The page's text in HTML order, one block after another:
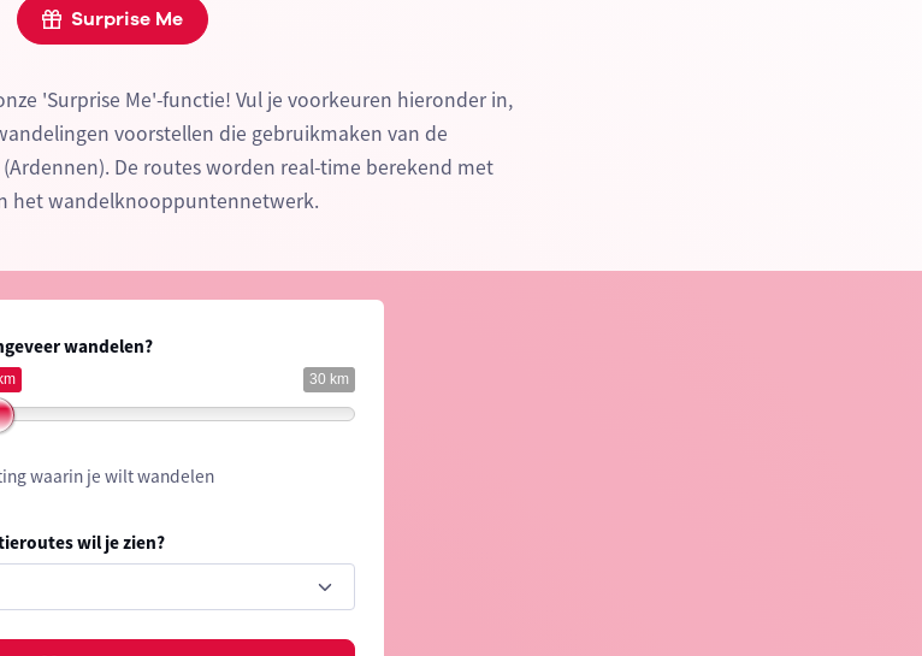
Surprise Me
'Surprise Me'-functie! Vul je voorkeuren hieronder in,
voorstellen die gebruikmaken van de
De routes worden real-time berekend met
het wandelknooppuntennetwerk.
wandelen?
30 km
waarin je wilt wandelen
wil je zien?